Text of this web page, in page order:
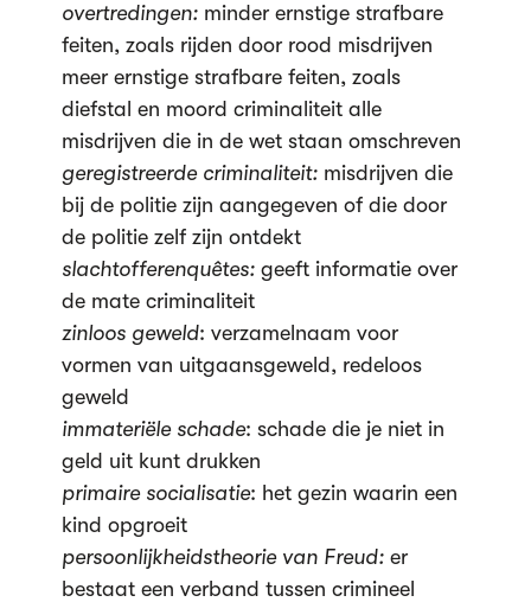
overtredingen: minder ernstige strafbare
feiten, zoals rijden door rood misdrijven
meer ernstige strafbare feiten, zoals
diefstal en moord criminaliteit alle
misdrijven die in de wet staan omschreven
geregistreerde criminaliteit: misdrijven die
bij de politie zijn aangegeven of die door
de politie zelf zijn ontdekt
slachtofferenquêtes: geeft informatie over
de mate criminaliteit
zinloos geweld: verzamelnaam voor
vormen van uitgaansgeweld, redeloos
geweld
immateriële schade: schade die je niet in
geld uit kunt drukken
primaire socialisatie: het gezin waarin een
kind opgroeit
persoonlijkheidstheorie van Freud: er
bestaat een verband tussen crimineel